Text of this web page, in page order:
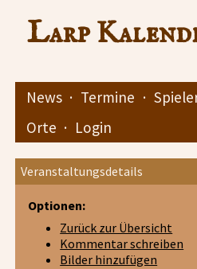
Larp
News · Termine ·
Orte · Login
Veranstaltungsdetails
Optionen:
Zurück zur Übersicht
Kommentar schreiben
Bilder hinzufügen